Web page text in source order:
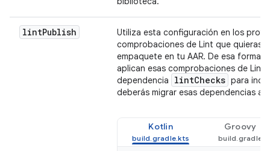
lintPublish
Utiliza esta configuración en los
comprobaciones de Lint que quieras
empaquete en tu AAR. De esa forma,
aplican esas comprobaciones de
dependencia
lintChecks para
deberás migrar esas dependencias a
Kotlin Groovy